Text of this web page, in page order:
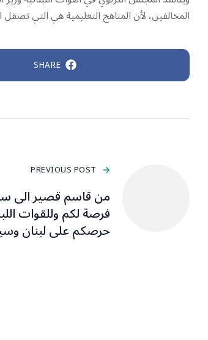
المخالفين، لأن المناهج التعليمية هي التي
SHARE
PREVIOUS POST
من قاسم قصير الى
فرصة لكم وللقوات
حرصكم على لبنان